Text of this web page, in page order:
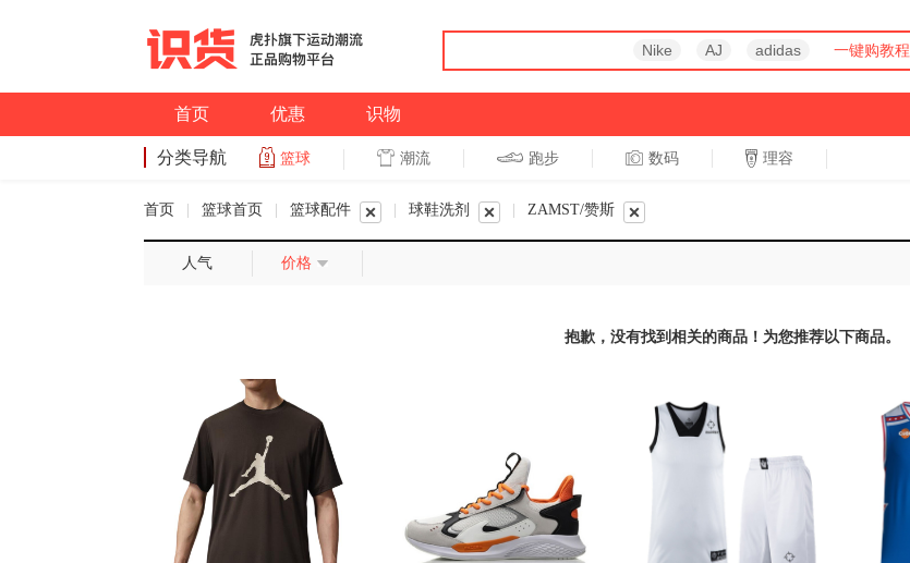
Nike AJ adidas 一键购教程
首页 优惠 识物
分类导航 篮球 潮流 跑步 数码 理容
首页 篮球首页 篮球配件 球鞋洗剂 ZAMST/赞斯
人气 价格
抱歉，没有找到相关的商品！为您推荐以下商品。